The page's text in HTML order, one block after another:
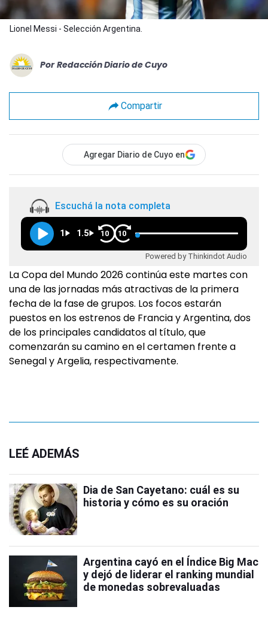
Lionel Messi - Selección Argentina.
Por Redacción Diario de Cuyo
Compartir
Agregar Diario de Cuyo en
Escuchá la nota completa
1 1.5 10 10
Powered by Thinkindot Audio
La Copa del Mundo 2026 continúa este martes con
una de las jornadas más atractivas de la primera
fecha de la fase de grupos. Los focos estarán
puestos en los estrenos de Francia y Argentina, dos
de los principales candidatos al título, que
comenzarán su camino en el certamen frente a
Senegal y Argelia, respectivamente.
LEÉ ADEMÁS
Dia de San Cayetano: cuál es su
historia y cómo es su oración
Argentina cayó en el Índice Big Mac
y dejó de liderar el ranking mundial
de monedas sobrevaluadas